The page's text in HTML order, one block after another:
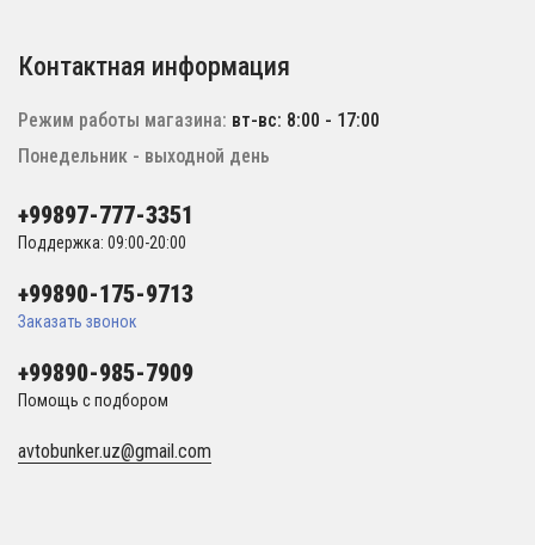
Контактная информация
Режим работы магазина: вт-вс: 8:00 - 17:00
Понедельник - выходной день
+99897-777-3351
Поддержка: 09:00-20:00
+99890-175-9713
Заказать звонок
+99890-985-7909
Помощь с подбором
avtobunker.uz@gmail.com